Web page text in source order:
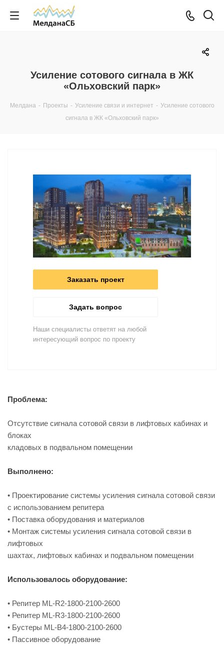
Усиление сотового сигнала в ЖК
«Ольховский парк»
Мелдана - Проекты - Усиление связи и интернет - Усиление сотового
сигнала в ЖК «Ольховский парк»
Заказать проект
Задать вопрос
Наши специалисты ответят на любой
интересующий вопрос по проекту
Проблема:
Отсутствие сигнала сотовой связи в лифтовых кабинах и
блоках
кладовых в подвальном помещении
Выполнено:
• Проектирование системы усиления сигнала сотовой связи
с использованием репитера
• Поставка оборудования и материалов
• Монтаж системы усиления сигнала сотовой связи в
лифтовых
шахтах, лифтовых кабинах и подвальном помещении
Использовалось оборудование:
• Репитер ML-R2-1800-2100-2600
• Репитер ML-R3-1800-2100-2600
• Бустеры ML-B4-1800-2100-2600
• Пассивное оборудование